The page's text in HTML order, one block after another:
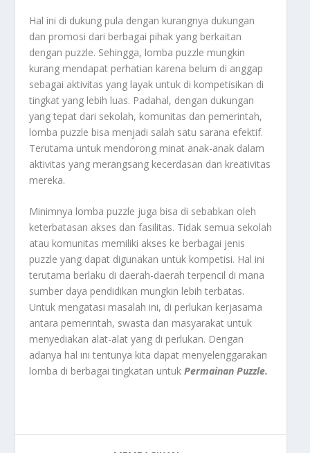
Hal ini di dukung pula dengan kurangnya dukungan
dan promosi dari berbagai pihak yang berkaitan
dengan puzzle. Sehingga, lomba puzzle mungkin
kurang mendapat perhatian karena belum di anggap
sebagai aktivitas yang layak untuk di kompetisikan di
tingkat yang lebih luas. Padahal, dengan dukungan
yang tepat dari sekolah, komunitas dan pemerintah,
lomba puzzle bisa menjadi salah satu sarana efektif.
Terutama untuk mendorong minat anak-anak dalam
aktivitas yang merangsang kecerdasan dan kreativitas
mereka.
Minimnya lomba puzzle juga bisa di sebabkan oleh
keterbatasan akses dan fasilitas. Tidak semua sekolah
atau komunitas memiliki akses ke berbagai jenis
puzzle yang dapat digunakan untuk kompetisi. Hal ini
terutama berlaku di daerah-daerah terpencil di mana
sumber daya pendidikan mungkin lebih terbatas.
Untuk mengatasi masalah ini, di perlukan kerjasama
antara pemerintah, swasta dan masyarakat untuk
menyediakan alat-alat yang di perlukan. Dengan
adanya hal ini tentunya kita dapat menyelenggarakan
lomba di berbagai tingkatan untuk Permainan Puzzle.